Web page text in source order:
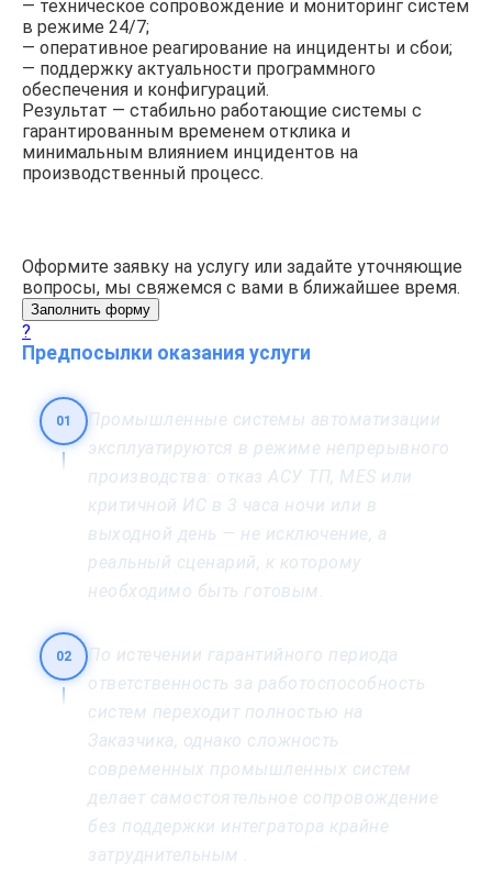
— техническое сопровождение и мониторинг систем
в режиме 24/7;
— оперативное реагирование на инциденты и сбои;
— поддержку актуальности программного
обеспечения и конфигураций.
Результат — стабильно работающие системы с
гарантированным временем отклика и
минимальным влиянием инцидентов на
производственный процесс.
Оформите заявку на услугу или задайте уточняющие
вопросы, мы свяжемся с вами в ближайшее время.
Заполнить форму
?
Предпосылки оказания услуги
01
Промышленные системы автоматизации
эксплуатируются в режиме непрерывного
производства: отказ АСУ ТП, MES или
критичной ИС в 3 часа ночи или в
выходной день — не исключение, а
реальный сценарий, к которому
необходимо быть готовым.
02
По истечении гарантийного периода
ответственность за работоспособность
систем переходит полностью на
Заказчика, однако сложность
современных промышленных систем
делает самостоятельное сопровождение
без поддержки интегратора крайне
затруднительным .